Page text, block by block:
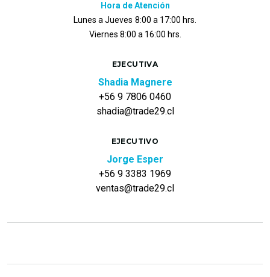
Hora de Atención
Lunes a Jueves 8:00 a 17:00 hrs.
Viernes 8:00 a 16:00 hrs.
EJECUTIVA
Shadia Magnere
+56 9 7806 0460
shadia@trade29.cl
EJECUTIVO
Jorge Esper
+56 9 3383 1969
ventas@trade29.cl